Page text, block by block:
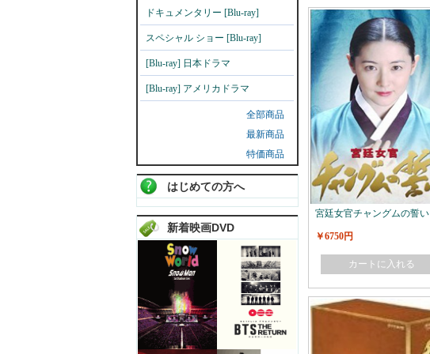
ドキュメンタリー [Blu-ray]
スペシャル ショー [Blu-ray]
[Blu-ray] 日本ドラマ
[Blu-ray] アメリカドラマ
全部商品
最新商品
特価商品
はじめての方へ
新着映画DVD
宮廷女官チャングムの誓い
￥6750円
カートに入れる